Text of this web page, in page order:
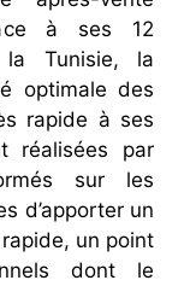
à ses 12
la Tunisie, la
optimale des
rapide à ses
réalisées par
sur les
d’apporter un
un point
dont le